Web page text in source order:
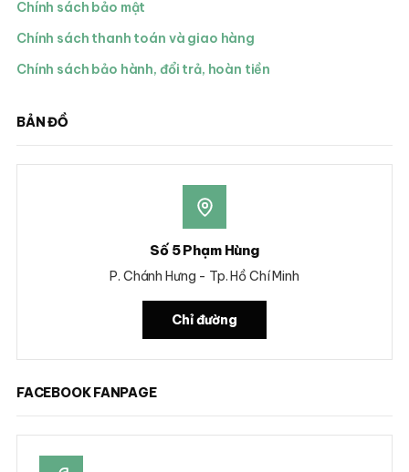
Chính sách bảo mật
Chính sách thanh toán và giao hàng
Chính sách bảo hành, đổi trả, hoàn tiền
BẢN ĐỒ
Số 5 Phạm Hùng
P. Chánh Hưng - Tp. Hồ Chí Minh
Chỉ đường
FACEBOOK FANPAGE